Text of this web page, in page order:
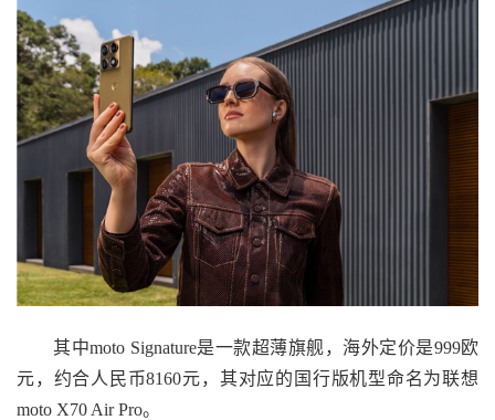
其中moto Signature是一款超薄旗舰，海外定价是999欧
元，约合人民币8160元，其对应的国行版机型命名为联想
moto X70 Air Pro。